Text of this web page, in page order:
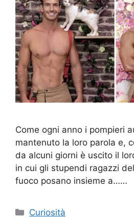
Come ogni anno i pompieri
mantenuto la loro parola e,
da alcuni giorni è uscito il
in cui gli stupendi ragazzi
fuoco posano insieme a……
Categorie
Curiosità